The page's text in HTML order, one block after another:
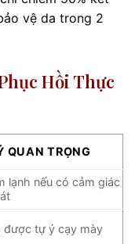
vệ da trong 2
Hồi Thực
QUAN TRỌNG
lạnh nếu có cảm giác
được tự ý cạy mày